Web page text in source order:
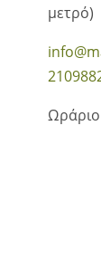
μετρό)
Ωράριο